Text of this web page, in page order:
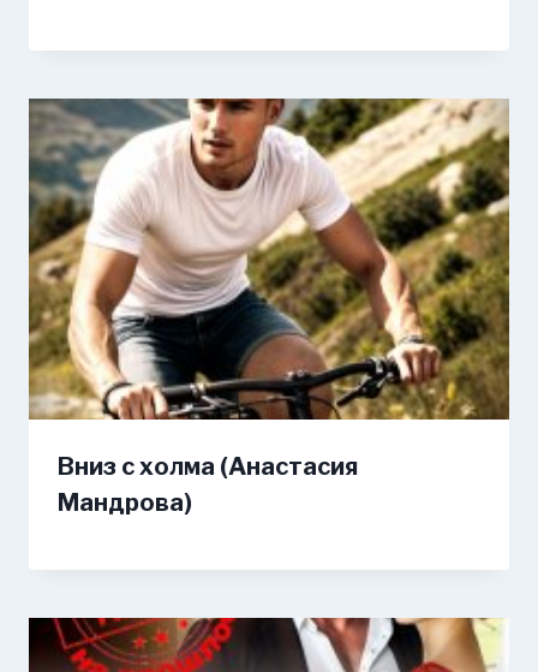
Вниз с холма (Анастасия
Мандрова)